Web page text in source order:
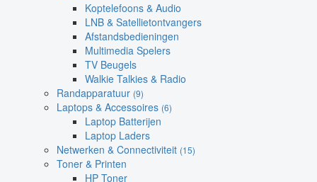
Koptelefoons & Audio
LNB & Satellietontvangers
Afstandsbedieningen
Multimedia Spelers
TV Beugels
Walkie Talkies & Radio
Randapparatuur (9)
Laptops & Accessoires (6)
Laptop Batterijen
Laptop Laders
Netwerken & Connectiviteit (15)
Toner & Printen
HP Toner